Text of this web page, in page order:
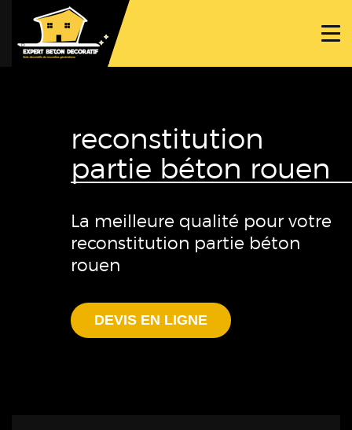
PROJETS
TRAVAUX SPÉCIFIQUES
NOUS CONTACTER
reconstitution
partie béton rouen
La meilleure qualité pour votre
reconstitution partie béton
rouen
DEVIS EN LIGNE